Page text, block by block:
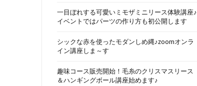
一目ぼれする可愛いミモザミニリース体験講座♪
イベントではパーツの作り方も初公開します
シックな赤を使ったモダンしめ縄♪zoomオンラ
イン講座しま～す
趣味コース販売開始！毛糸のクリスマスリース
＆ハンギングボール講座始めます♪